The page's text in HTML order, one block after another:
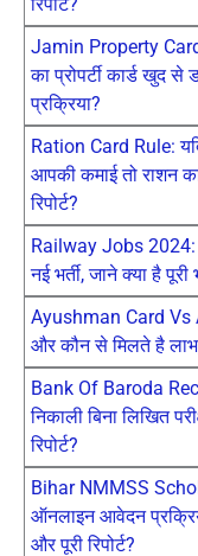
Jamin Property
का प्रोपर्टी कार्ड खुद
प्रक्रिया?
Ration Card Rule:
आपकी कमाई तो राशन
रिपोर्ट?
Railway Jobs 2024:
नई भर्ती, जाने क्या है
Ayushman Card Vs
और कौन से मिलते है लाभ,
Bank Of Baroda
निकाली बिना लिखित
रिपोर्ट?
Bihar NMMSS
ऑनलाइन आवेदन
और पूरी रिपोर्ट?